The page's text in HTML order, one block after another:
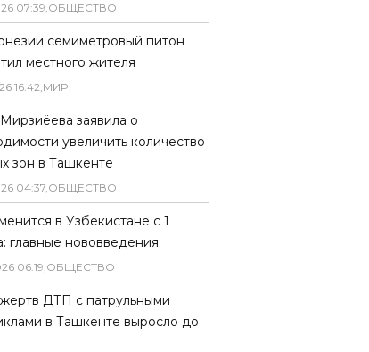
07:39,ОБЩЕСТВО
семиметровый питон
местного жителя
16:42,МИР
заявила о
увеличить количество
зон в Ташкенте
04:37,ОБЩЕСТВО
в Узбекистане с 1
главные нововведения
06:19,ОБЩЕСТВО
ДТП с патрульными
в Ташкенте выросло до